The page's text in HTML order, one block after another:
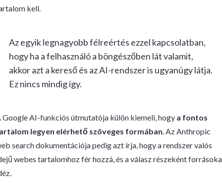
kell.
Az egyik legnagyobb félreértés ezzel kapcsolatban,
hogy ha a felhasználó a böngészőben lát valamit,
akkor azt a kereső és az AI-rendszer is ugyanúgy látja.
Ez nincs mindig így.
Google AI-funkciós útmutatója külön kiemeli, hogy a fontos
legyen elérhető szöveges formában. Az Anthropic
search dokumentációja pedig azt írja, hogy a rendszer valós
webes tartalomhoz fér hozzá, és a válasz részeként